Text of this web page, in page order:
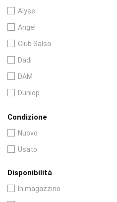
Alyse
Angel
Club Salsa
Dadi
DAM
Dunlop
Kangaba
Koshi
Condizione
Nuovo
Usato
Disponibilità
In magazzino